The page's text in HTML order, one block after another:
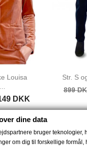
Louisa
DKK
Str. S
899
dine data
bruger teknologier,
om dig til forskellige formål,